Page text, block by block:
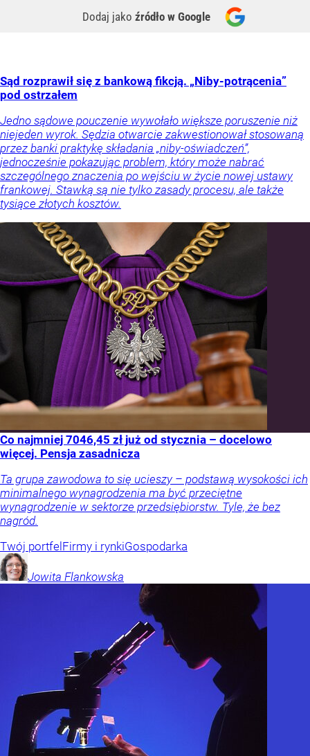
Dodaj jako źródło w Google
Sąd rozprawił się z bankową fikcją. „Niby-potrącenia”
pod ostrzałem
Jedno sądowe pouczenie wywołało większe poruszenie niż
niejeden wyrok. Sędzia otwarcie zakwestionował stosowaną
przez banki praktykę składania „niby-oświadczeń”,
jednocześnie pokazując problem, który może nabrać
szczególnego znaczenia po wejściu w życie nowej ustawy
frankowej. Stawką są nie tylko zasady procesu, ale także
tysiące złotych kosztów.
Co najmniej 7046,45 zł już od stycznia – docelowo
więcej. Pensja zasadnicza
Ta grupa zawodowa to się ucieszy – podstawą wysokości ich
minimalnego wynagrodzenia ma być przeciętne
wynagrodzenie w sektorze przedsiębiorstw. Tyle, że bez
nagród.
Twój portfel Firmy i rynkiGospodarka
Jowita Flankowska